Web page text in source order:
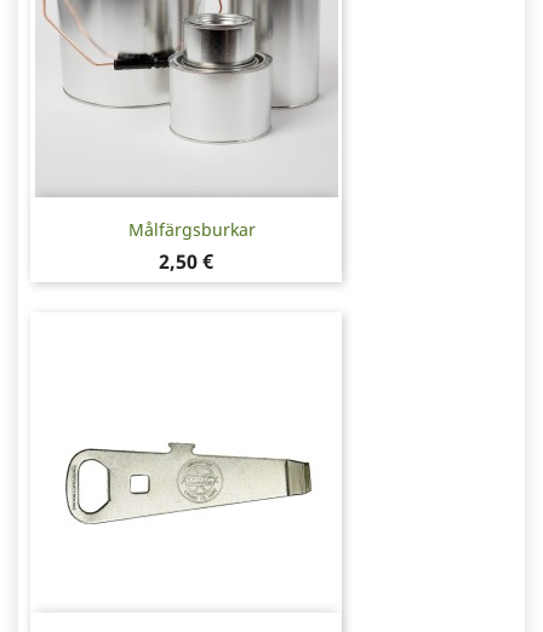
Målfärgsburkar
Pris
2,50 €